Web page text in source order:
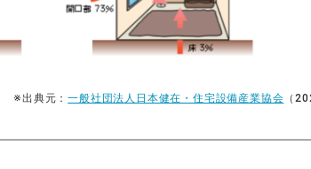
※出典元：一般社団法人日本健在・住宅設備産業協会 （